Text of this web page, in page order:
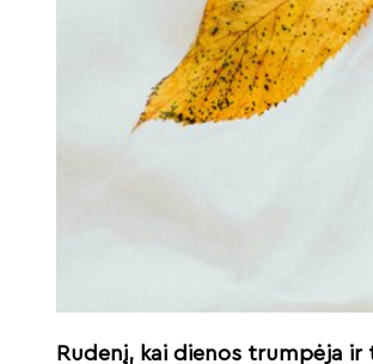
Rudenį, kai dienos trumpėja